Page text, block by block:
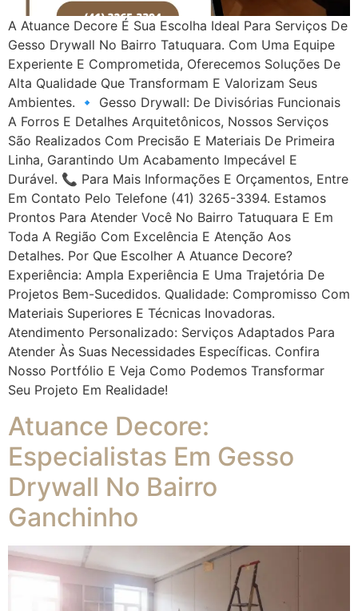
A Atuance Decore É Sua Escolha Ideal Para Serviços De
Gesso Drywall No Bairro Tatuquara. Com Uma Equipe
Experiente E Comprometida, Oferecemos Soluções De
Alta Qualidade Que Transformam E Valorizam Seus
Ambientes. 🔹 Gesso Drywall: De Divisórias Funcionais
A Forros E Detalhes Arquitetônicos, Nossos Serviços
São Realizados Com Precisão E Materiais De Primeira
Linha, Garantindo Um Acabamento Impecável E
Durável. 📞 Para Mais Informações E Orçamentos, Entre
Em Contato Pelo Telefone (41) 3265-3394. Estamos
Prontos Para Atender Você No Bairro Tatuquara E Em
Toda A Região Com Excelência E Atenção Aos
Detalhes. Por Que Escolher A Atuance Decore?
Experiência: Ampla Experiência E Uma Trajetória De
Projetos Bem-Sucedidos. Qualidade: Compromisso Com
Materiais Superiores E Técnicas Inovadoras.
Atendimento Personalizado: Serviços Adaptados Para
Atender Às Suas Necessidades Específicas. Confira
Nosso Portfólio E Veja Como Podemos Transformar
Seu Projeto Em Realidade!
Atuance Decore:
Especialistas Em Gesso
Drywall No Bairro
Ganchinho